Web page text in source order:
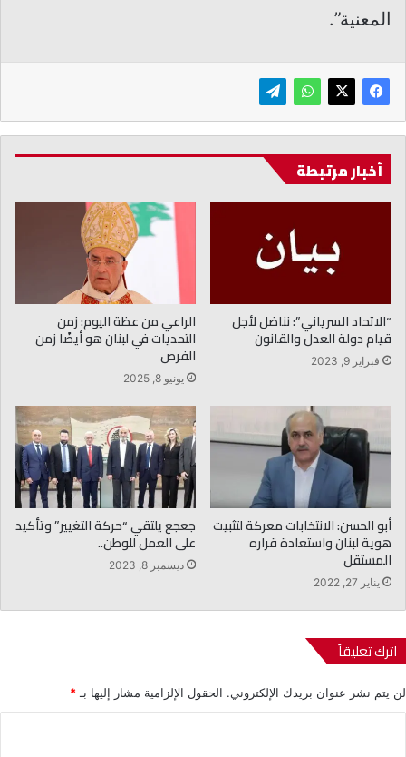
المعنية”.
أخبار مرتبطة
“الاتحاد السرياني”: نناضل لأجل
قيام دولة العدل والقانون
فبراير 9, 2023
الراعي من عظة اليوم: زمن
التحديات في لبنان هو أيضًا زمن
الفرص
يونيو 8, 2025
أبو الحسن: الانتخابات معركة لتثبيت
هوية لبنان واستعادة قراره
المستقل
يناير 27, 2022
جعجع يلتقي “حركة التغيير” وتأكيد
على العمل للوطن..
ديسمبر 8, 2023
اترك تعليقاً
لن يتم نشر عنوان بريدك الإلكتروني. الحقول الإلزامية مشار إليها بـ*